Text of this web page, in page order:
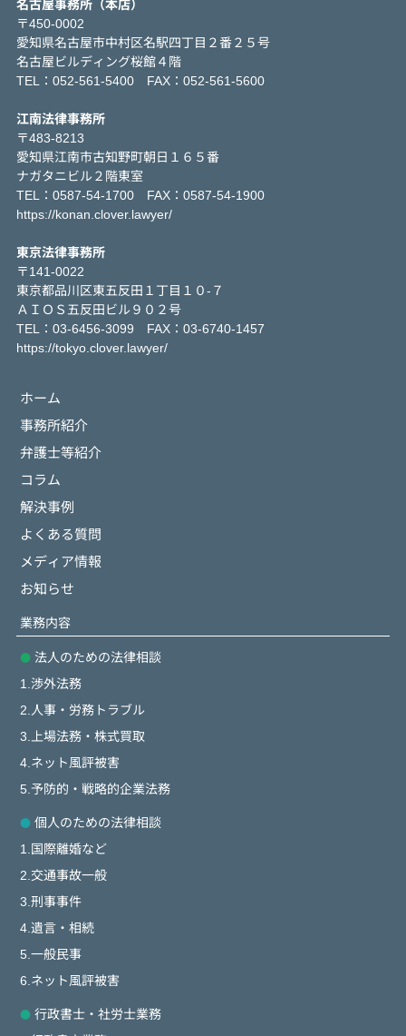
名古屋事務所（本店）
〒450-0002
愛知県名古屋市中村区名駅四丁目２番２５号
名古屋ビルディング桜館４階
TEL：052-561-5400 FAX：052-561-5600
江南法律事務所
〒483-8213
愛知県江南市古知野町朝日１６５番
ナガタニビル２階東室
TEL：0587-54-1700 FAX：0587-54-1900
https://konan.clover.lawyer/
東京法律事務所
〒141-0022
東京都品川区東五反田１丁目１０-７
ＡＩＯＳ五反田ビル９０２号
TEL：03-6456-3099 FAX：03-6740-1457
https://tokyo.clover.lawyer/
ホーム
事務所紹介
弁護士等紹介
コラム
解決事例
よくある質問
メディア情報
お知らせ
業務内容
法人のための法律相談
1.渉外法務
2.人事・労務トラブル
3.上場法務・株式買取
4.ネット風評被害
5.予防的・戦略的企業法務
個人のための法律相談
1.国際離婚など
2.交通事故一般
3.刑事事件
4.遺言・相続
5.一般民事
6.ネット風評被害
行政書士・社労士業務